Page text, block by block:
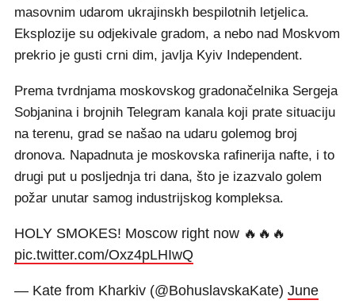
masovnim udarom ukrajinskh bespilotnih letjelica.
Eksplozije su odjekivale gradom, a nebo nad Moskvom
prekrio je gusti crni dim, javlja Kyiv Independent.
Prema tvrdnjama moskovskog gradonačelnika Sergeja
Sobjanina i brojnih Telegram kanala koji prate situaciju
na terenu, grad se našao na udaru golemog broj
dronova. Napadnuta je moskovska rafinerija nafte, i to
drugi put u posljednja tri dana, što je izazvalo golem
požar unutar samog industrijskog kompleksa.
HOLY SMOKES! Moscow right now 🔥🔥🔥
pic.twitter.com/Oxz4pLHIwQ
— Kate from Kharkiv (@BohuslavskaKate) June